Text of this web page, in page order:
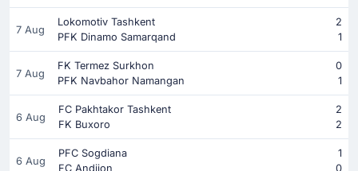
7 Aug
Lokomotiv Tashkent
2
PFK Dinamo Samarqand
1
7 Aug
FK Termez Surkhon
0
PFK Navbahor Namangan
1
6 Aug
FC Pakhtakor Tashkent
2
FK Buxoro
2
6 Aug
PFC Sogdiana
1
FC Andijon
0